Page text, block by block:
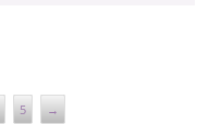
5 →